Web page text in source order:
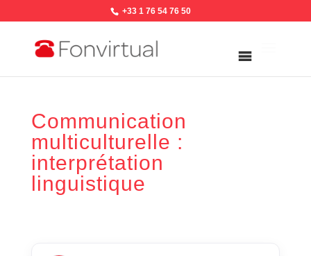
+33 1 76 54 76 50
Communication
multiculturelle :
interprétation
linguistique